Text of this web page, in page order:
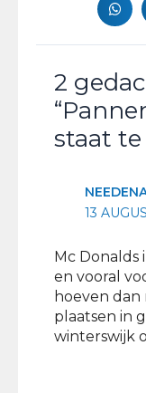
2
staat te
13
Mc Donalds
en vooral
hoeven
plaatsen in
winterswijk